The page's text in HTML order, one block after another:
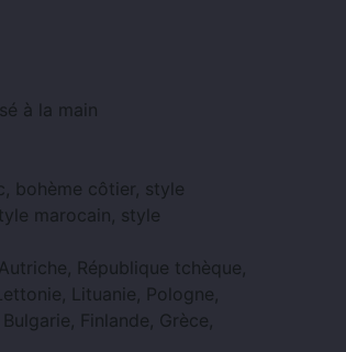
à la main
bohème côtier, style
marocain, style
République tchèque,
Lituanie, Pologne,
Finlande, Grèce,